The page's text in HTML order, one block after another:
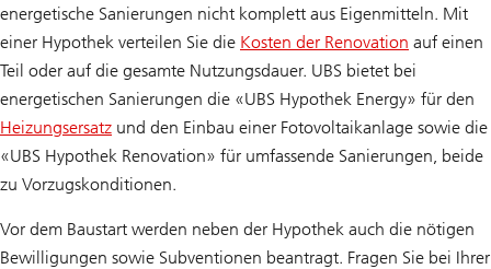
energetische Sanierungen nicht komplett aus Eigenmitteln. Mit
einer Hypothek verteilen Sie die Kosten der Renovation auf einen
Teil oder auf die gesamte Nutzungsdauer. UBS bietet bei
energetischen Sanierungen die «UBS Hypothek Energy» für den
Heizungsersatz und den Einbau einer Fotovoltaikanlage sowie die
«UBS Hypothek Renovation» für umfassende Sanierungen, beide
zu Vorzugskonditionen.
Vor dem Baustart werden neben der Hypothek auch die nötigen
Bewilligungen sowie Subventionen beantragt. Fragen Sie bei Ihrer